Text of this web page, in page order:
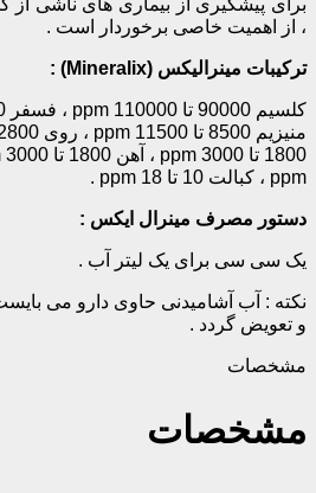
، از اهمیت خاصی برخوردار است .
ترکیبات مینرالیکس (Mineralix) :
ppm ، کبالت 10 تا 18 ppm .
دستور مصرف مینرال ایکس :
یک سی سی برای یک لیتر آب .
و تعویض گردد .
مشخصات
مشخصات